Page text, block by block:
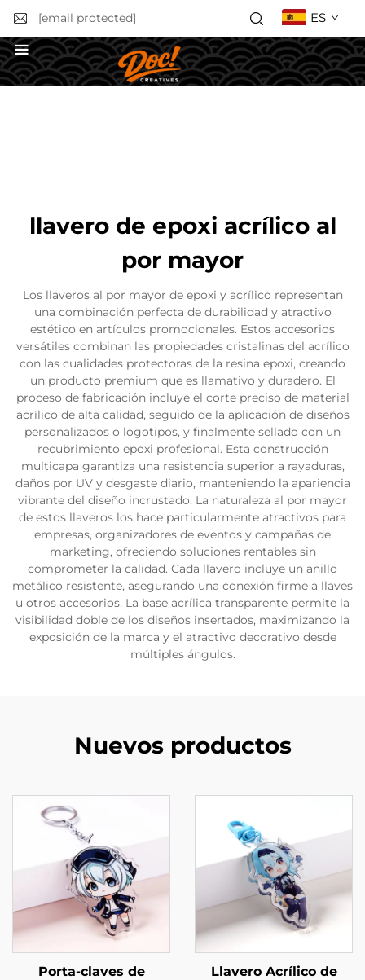
[email protected] ES
llavero de epoxi acrílico al
por mayor
Los llaveros al por mayor de epoxi y acrílico representan
una combinación perfecta de durabilidad y atractivo
estético en artículos promocionales. Estos accesorios
versátiles combinan las propiedades cristalinas del acrílico
con las cualidades protectoras de la resina epoxi, creando
un producto premium que es llamativo y duradero. El
proceso de fabricación incluye el corte preciso de material
acrílico de alta calidad, seguido de la aplicación de diseños
personalizados o logotipos, y finalmente sellado con un
recubrimiento epoxi profesional. Esta construcción
multicapa garantiza una resistencia superior a rayaduras,
daños por UV y desgaste diario, manteniendo la apariencia
vibrante del diseño incrustado. La naturaleza al por mayor
de estos llaveros los hace particularmente atractivos para
empresas, organizadores de eventos y campañas de
marketing, ofreciendo soluciones rentables sin
comprometer la calidad. Cada llavero incluye un anillo
metálico resistente, asegurando una conexión firme a llaves
u otros accesorios. La base acrílica transparente permite la
visibilidad doble de los diseños insertados, maximizando la
exposición de la marca y el atractivo decorativo desde
múltiples ángulos.
Nuevos productos
Porta-claves de
Llavero Acrílico de